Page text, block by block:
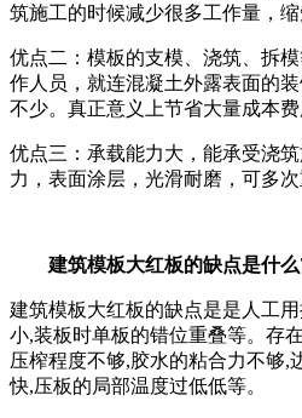
筑施工的时候减少很多工作量，缩
优点二：模板的支模、浇筑、拆
作人员，就连混凝土外露表面的
不少。真正意义上节省大量成本费
优点三：承载能力大，能承受浇
力，表面涂层，光滑耐磨，可多次
建筑模板大红板的缺点是什么
建筑模板大红板的缺点是是人工
小,装板时单板的错位重叠等。存
压榨程度不够,胶水的粘合力不够,
快,压板的局部温度过低低等。